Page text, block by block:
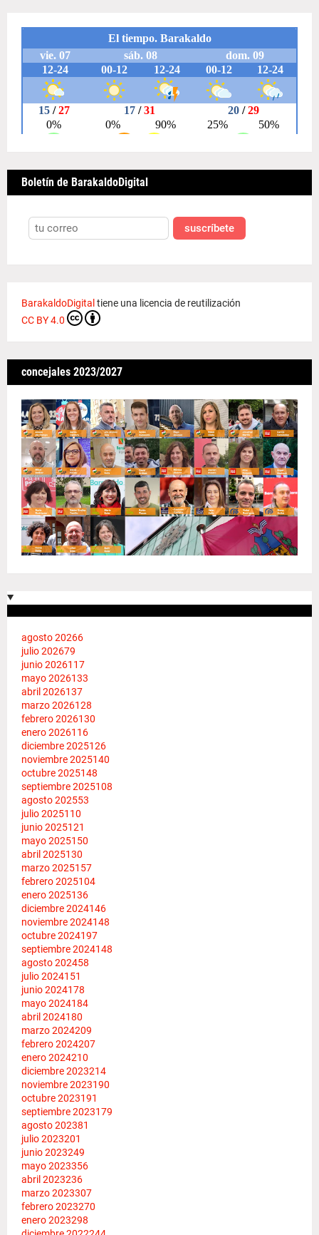
Boletín de BarakaldoDigital
suscríbete
BarakaldoDigital tiene una licencia de reutilización
CC BY 4.0
concejales 2023/2027
agosto 20266
julio 202679
junio 2026117
mayo 2026133
abril 2026137
marzo 2026128
febrero 2026130
enero 2026116
diciembre 2025126
noviembre 2025140
octubre 2025148
septiembre 2025108
agosto 202553
julio 2025110
junio 2025121
mayo 2025150
abril 2025130
marzo 2025157
febrero 2025104
enero 2025136
diciembre 2024146
noviembre 2024148
octubre 2024197
septiembre 2024148
agosto 202458
julio 2024151
junio 2024178
mayo 2024184
abril 2024180
marzo 2024209
febrero 2024207
enero 2024210
diciembre 2023214
noviembre 2023190
octubre 2023191
septiembre 2023179
agosto 202381
julio 2023201
junio 2023249
mayo 2023356
abril 2023236
marzo 2023307
febrero 2023270
enero 2023298